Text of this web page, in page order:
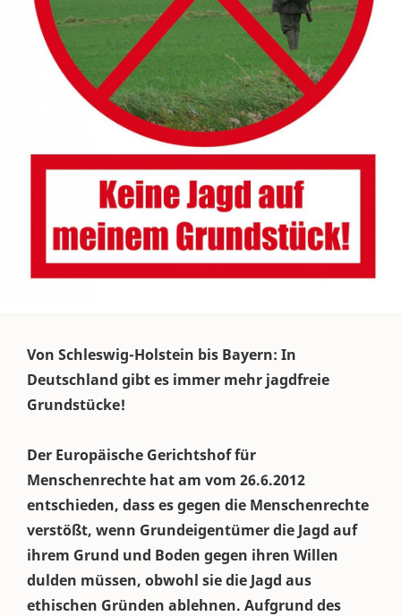
Von Schleswig-Holstein bis Bayern: In
Deutschland gibt es immer mehr jagdfreie
Grundstücke!
Der Europäische Gerichtshof für
Menschenrechte hat am vom 26.6.2012
entschieden, dass es gegen die Menschenrechte
verstößt, wenn Grundeigentümer die Jagd auf
ihrem Grund und Boden gegen ihren Willen
dulden müssen, obwohl sie die Jagd aus
ethischen Gründen ablehnen. Aufgrund des